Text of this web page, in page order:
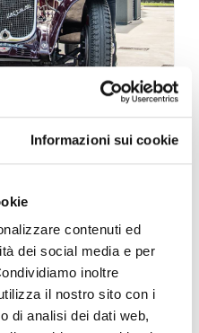
Informazioni sui cookie
contenuti ed
dei social media e per
inoltre
il nostro sito con i
di analisi dei dati web,